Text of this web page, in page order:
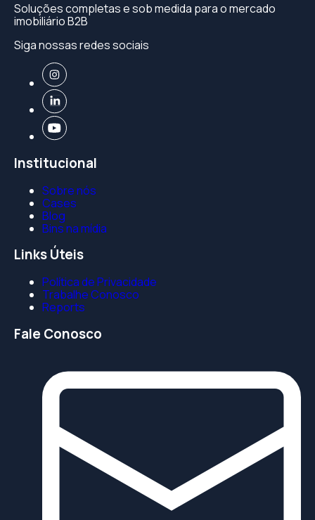
Soluções completas e sob medida para o mercado
imobiliário B2B
Siga nossas redes sociais
Institucional
Sobre nós
Cases
Blog
Bins na mídia
Links Úteis
Política de Privacidade
Trabalhe Conosco
Reports
Fale Conosco